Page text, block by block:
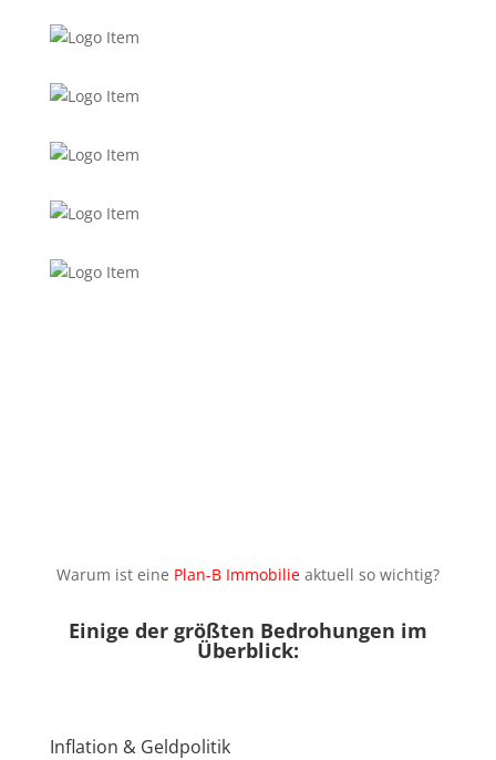
Warum ist eine Plan-B Immobilieaktuell so wichtig?
Einige der größten Bedrohungen im
Überblick:
Inflation & Geldpolitik